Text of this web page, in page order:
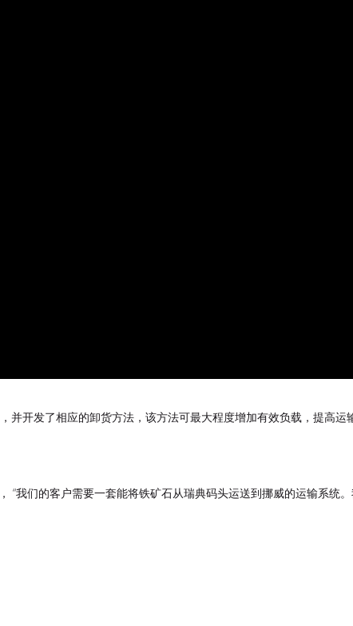
开发了相应的卸货方法，该方法可最大程度增加有效负载，提高运
“我们的客户需要一套能将铁矿石从瑞典码头运送到挪威的运输系统